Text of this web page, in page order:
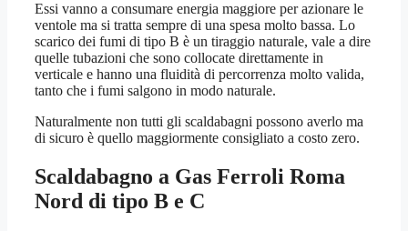
Essi vanno a consumare energia maggiore per azionare le
ventole ma si tratta sempre di una spesa molto bassa. Lo
scarico dei fumi di tipo B è un tiraggio naturale, vale a dire
quelle tubazioni che sono collocate direttamente in
verticale e hanno una fluidità di percorrenza molto valida,
tanto che i fumi salgono in modo naturale.
Naturalmente non tutti gli scaldabagni possono averlo ma
di sicuro è quello maggiormente consigliato a costo zero.
Scaldabagno a Gas Ferroli Roma
Nord di tipo B e C